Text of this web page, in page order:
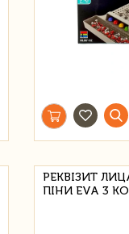
РЕКВІЗИТ
ПІНИ EVA 3